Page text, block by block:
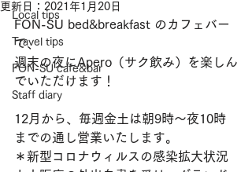
Local tips
Travel tips
FON-SU cafe&bar
Staff diary
更新日： 2021年1月20日
FON-SU bed&breakfast のカフェバー
で、
週末の夜にApero（サク飲み）を楽しん
でいただけます！
12月から、毎週金土は朝9時〜夜10時
までの通し営業いたします。
＊新型コロナウィルスの感染拡大状況